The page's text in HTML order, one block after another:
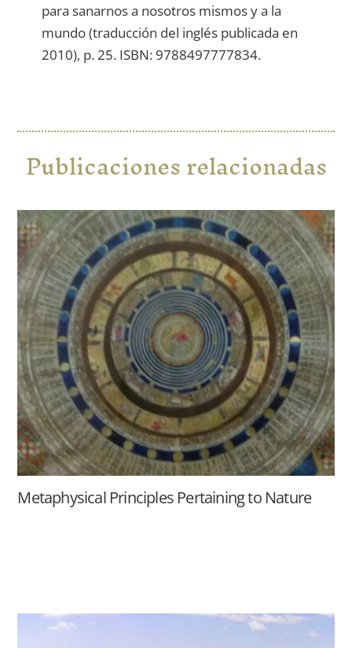
para sanarnos a nosotros mismos y a la
mundo (traducción del inglés publicada en
2010), p. 25. ISBN: 9788497777834.
Publicaciones relacionadas
Metaphysical Principles Pertaining to Nature